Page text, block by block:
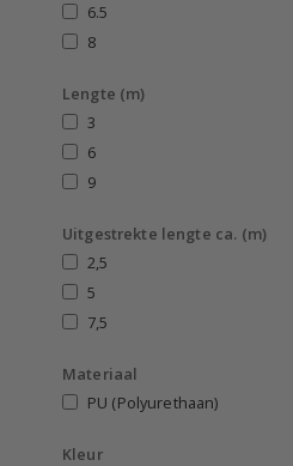
6.5
8
Lengte (m)
3
6
9
Uitgestrekte lengte ca. (m)
2,5
5
7,5
Materiaal
PU (Polyurethaan)
Kleur